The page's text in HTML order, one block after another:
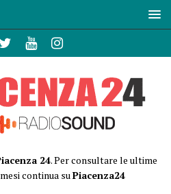
24. Per consultare le ultime
continua suPiacenza24